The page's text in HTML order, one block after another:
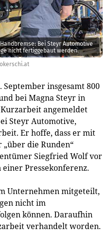
Bei Steyr Automotive
nicht fertiggebaut werden.
insgesamt 800
bei Magna Steyr in
angemeldet
Steyr Automotive,
Er hoffe, dass er mit
die Runden“
Siegfried Wolf vor
Pressekonferenz.
Unternehmen mitgeteilt,
nicht im
können. Daraufhin
verhandelt worden.